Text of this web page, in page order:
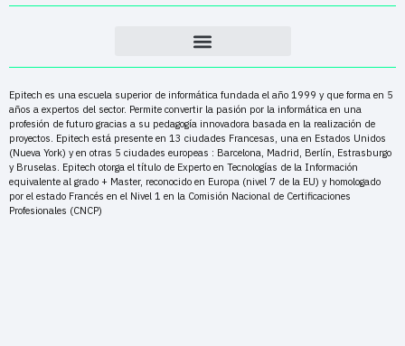
Epitech es una escuela superior de informática fundada el año 1999 y que forma en 5
años a expertos del sector. Permite convertir la pasión por la informática en una
profesión de futuro gracias a su pedagogía innovadora basada en la realización de
proyectos. Epitech está presente en 13 ciudades Francesas, una en Estados Unidos
(Nueva York) y en otras 5 ciudades europeas : Barcelona, Madrid, Berlín, Estrasburgo
y Bruselas. Epitech otorga el título de Experto en Tecnologías de la Información
equivalente al grado + Master, reconocido en Europa (nivel 7 de la EU) y homologado
por el estado Francés en el Nivel 1 en la Comisión Nacional de Certificaciones
Profesionales (CNCP)